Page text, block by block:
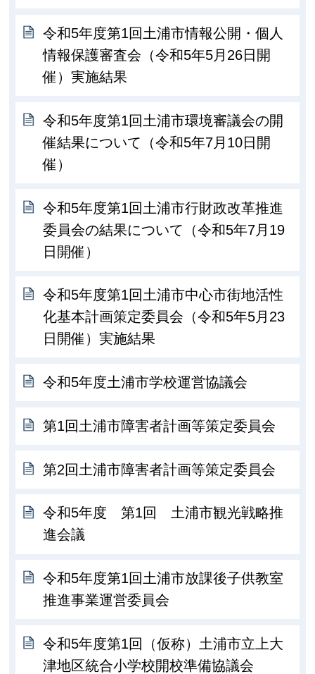
令和5年度第1回土浦市情報公開・個人
情報保護審査会（令和5年5月26日開
催）実施結果
令和5年度第1回土浦市環境審議会の開
催結果について（令和5年7月10日開
催）
令和5年度第1回土浦市行財政改革推進
委員会の結果について（令和5年7月19
日開催）
令和5年度第1回土浦市中心市街地活性
化基本計画策定委員会（令和5年5月23
日開催）実施結果
令和5年度土浦市学校運営協議会
第1回土浦市障害者計画等策定委員会
第2回土浦市障害者計画等策定委員会
令和5年度 第1回 土浦市観光戦略推
進会議
令和5年度第1回土浦市放課後子供教室
推進事業運営委員会
令和5年度第1回（仮称）土浦市立上大
津地区統合小学校開校準備協議会